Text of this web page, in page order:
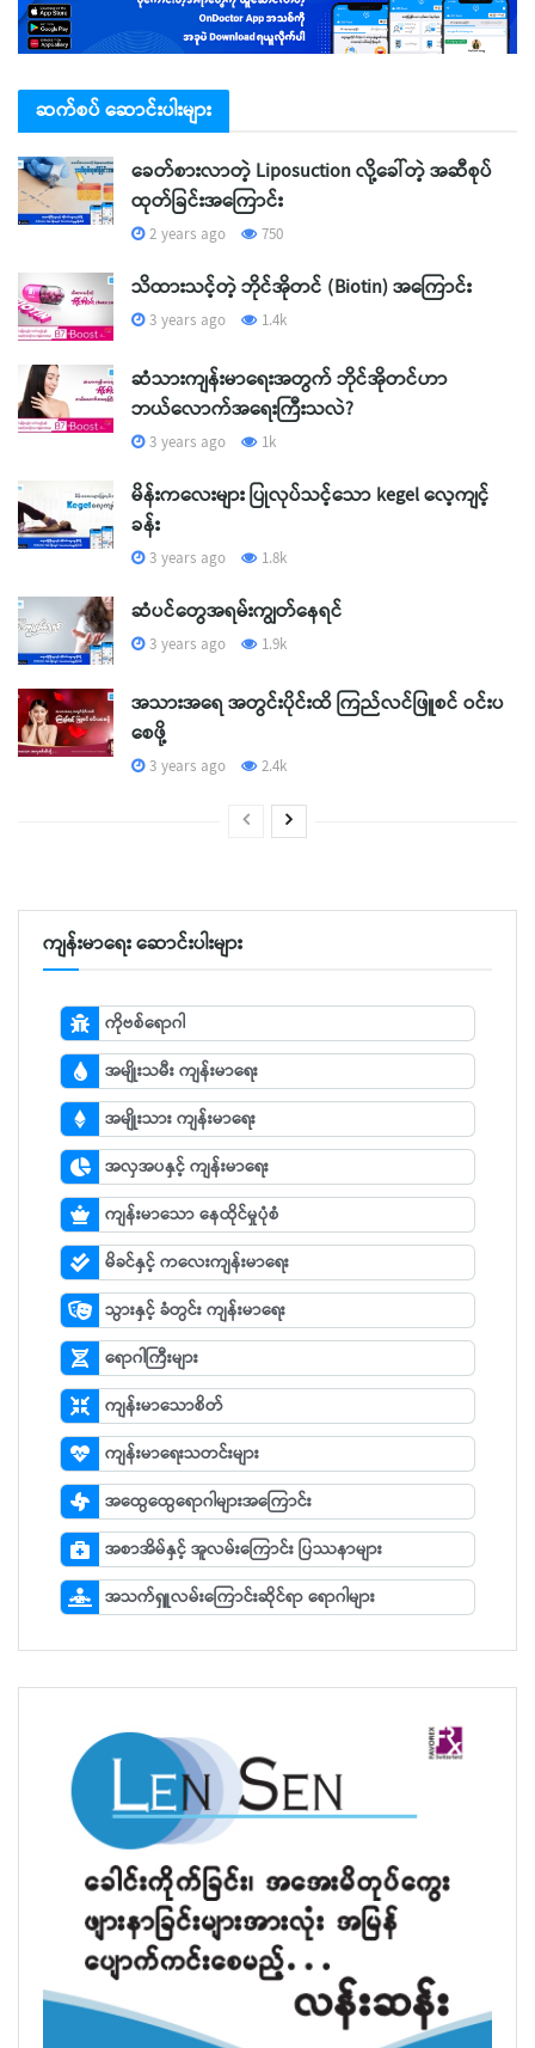
ဆက်စပ် ဆောင်းပါးများ
ခေတ်စားလာတဲ့ Liposuction လို့ခေါ်တဲ့ အဆီစုပ်
ထုတ်ခြင်းအကြောင်း
2 years ago 750
သိထားသင့်တဲ့ ဘိုင်အိုတင် (Biotin) အကြောင်း
3 years ago 1.4k
ဆံသားကျန်းမာရေးအတွက် ဘိုင်အိုတင်ဟာ
ဘယ်လောက်အရေးကြီးသလဲ?
3 years ago 1k
မိန်းကလေးများ ပြုလုပ်သင့်သော kegel လေ့ကျင့်
ခန်း
3 years ago 1.8k
ဆံပင်တွေအရမ်းကျွတ်နေရင်
3 years ago 1.9k
အသားအရေ အတွင်းပိုင်းထိ ကြည်လင်ဖြူစင် ဝင်းပ
စေဖို့
3 years ago 2.4k
ကျန်းမာရေး ဆောင်းပါးများ
ကိုဗစ်ရောဂါ
အမျိုးသမီး ကျန်းမာရေး
အမျိုးသား ကျန်းမာရေး
အလှအပနှင့် ကျန်းမာရေး
ကျန်းမာသော နေထိုင်မှုပုံစံ
မိခင်နှင့် ကလေးကျန်းမာရေး
သွားနှင့် ခံတွင်း ကျန်းမာရေး
ရောဂါကြီးများ
ကျန်းမာသောစိတ်
ကျန်းမာရေးသတင်းများ
အထွေထွေရောဂါများအကြောင်း
အစာအိမ်နှင့် အူလမ်းကြောင်း ပြဿနာများ
အသက်ရှူလမ်းကြောင်းဆိုင်ရာ ရောဂါများ